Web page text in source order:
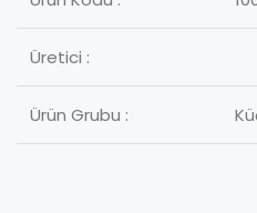
Üretici :
Ürün Grubu :